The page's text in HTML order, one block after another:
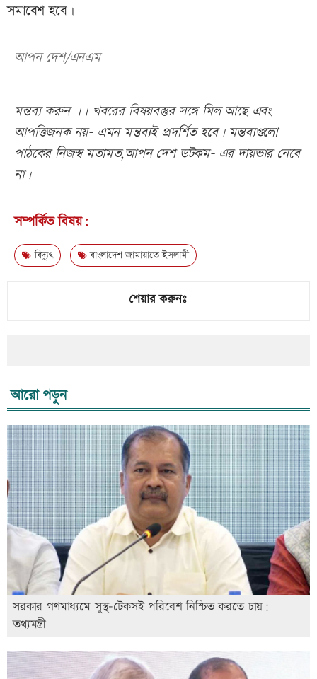
সমাবেশ হবে।
আপন দেশ/এনএম
মন্তব্য করুন ।। খবরের বিষয়বস্তুর সঙ্গে মিল আছে এবং
আপত্তিজনক নয়- এমন মন্তব্যই প্রদর্শিত হবে। মন্তব্যগুলো
পাঠকের নিজস্ব মতামত,আপন দেশ ডটকম- এর দায়ভার নেবে
না।
সম্পর্কিত বিষয়:
বিদ্যুৎ বাংলাদেশ জামায়াতে ইসলামী
শেয়ার করুনঃ
আরো পড়ুন
সরকার গণমাধ্যমে সুস্থ-টেকসই পরিবেশ নিশ্চিত করতে চায়:
তথ্যমন্ত্রী